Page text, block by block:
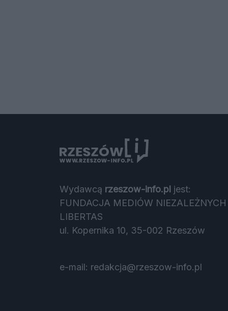
Wydawcą rzeszow-info.pl jest:
FUNDACJA MEDIÓW NIEZALEŻNYCH
LIBERTAS
ul. Kopernika 10, 35-002 Rzeszów
e-mail: redakcja@rzeszow-info.pl